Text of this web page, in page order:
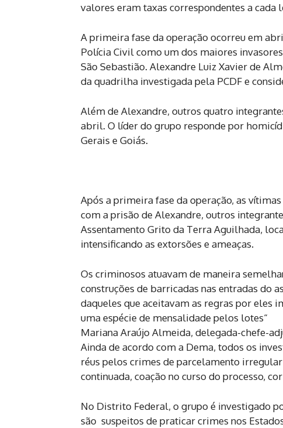
valores eram taxas correspondentes a cada
A primeira fase da operação ocorreu em
Polícia Civil como um dos maiores
São Sebastião. Alexandre Luiz Xavier de
da quadrilha investigada pela PCDF e
Além de Alexandre, outros quatro
abril. O líder do grupo responde por
Gerais e Goiás.
Após a primeira fase da operação, as
com a prisão de Alexandre, outros
Assentamento Grito da Terra Aguilhada,
intensificando as extorsões e ameaças.
Os criminosos atuavam de maneira
construções de barricadas nas entradas do
daqueles que aceitavam as regras por eles
uma espécie de mensalidade pelos lotes“
Mariana Araújo Almeida, delegada-chefe-
Ainda de acordo com a Dema, todos os
réus pelos crimes de parcelamento
continuada, coação no curso do processo,
No Distrito Federal, o grupo é investigado
são suspeitos de praticar crimes nos